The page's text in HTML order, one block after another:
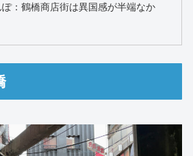
：鶴橋商店街は異国感が半端なか